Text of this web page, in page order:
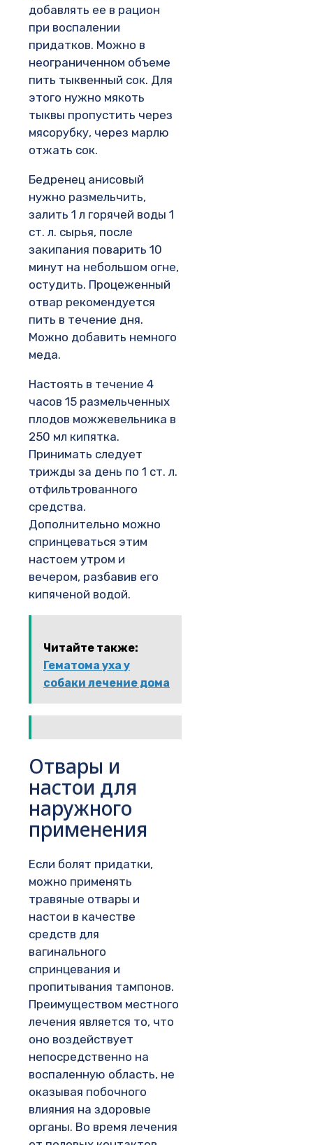
добавлять ее в рацион
при воспалении
придатков. Можно в
неограниченном объеме
пить тыквенный сок. Для
этого нужно мякоть
тыквы пропустить через
мясорубку, через марлю
отжать сок.
Бедренец анисовый
нужно размельчить,
залить 1 л горячей воды 1
ст. л. сырья, после
закипания поварить 10
минут на небольшом огне,
остудить. Процеженный
отвар рекомендуется
пить в течение дня.
Можно добавить немного
меда.
Настоять в течение 4
часов 15 размельченных
плодов можжевельника в
250 мл кипятка.
Принимать следует
трижды за день по 1 ст. л.
отфильтрованного
средства.
Дополнительно можно
спринцеваться этим
настоем утром и
вечером, разбавив его
кипяченой водой.
Читайте также:
Гематома уха у
собаки лечение дома
Отвары и
настои для
наружного
применения
Если болят придатки,
можно применять
травяные отвары и
настои в качестве
средств для
вагинального
спринцевания и
пропитывания тампонов.
Преимуществом местного
лечения является то, что
оно воздействует
непосредственно на
воспаленную область, не
оказывая побочного
влияния на здоровые
органы. Во время лечения